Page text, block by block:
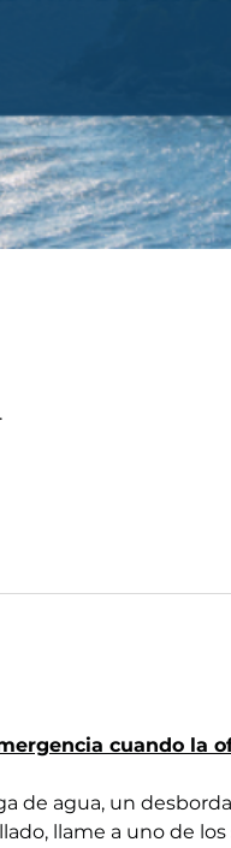
cuando la
de agua, un
llame a uno de